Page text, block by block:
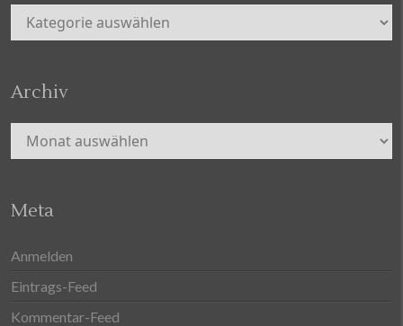
Kategorien
Archiv
Archiv
Meta
Anmelden
Eintrags-Feed
Kommentar-Feed